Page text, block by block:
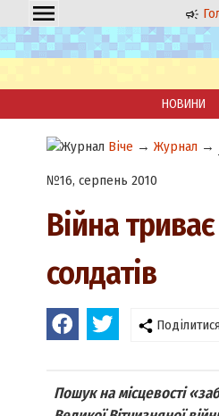
НОВИНИ
Віче → Журнал →
№16, серпень 2010
Війна
солдатів
Поділитися
Пошук на місцевості